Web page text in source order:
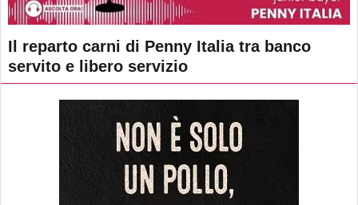
Il reparto carni di Penny Italia tra banco
servito e libero servizio